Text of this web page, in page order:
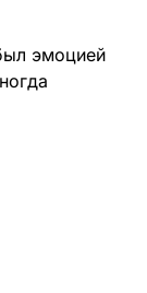
эмоцией